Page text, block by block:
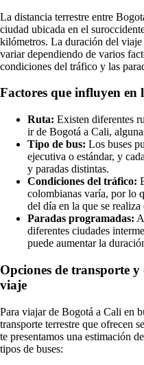
La distancia terrestre entre
ciudad ubicada en el
kilómetros. La duración del viaje
variar dependiendo de varios
condiciones del tráfico y las
Factores que influyen
Ruta: Existen diferentes
ir de Bogotá a Cali,
Tipo de bus: Los buses
ejecutiva o estándar, y
y paradas distintas.
Condiciones del tráfico:
colombianas varía, por lo
del día en la que se realiza
Paradas programadas:
diferentes ciudades
puede aumentar la
Opciones de transporte
viaje
Para viajar de Bogotá a Cali en
transporte terrestre que ofrecen
te presentamos una estimación
tipos de buses: